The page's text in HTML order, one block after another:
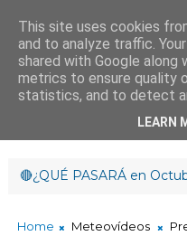
PASARÁ en Octubre?
Home Meteovídeos
This site uses cookies
and to analyze traffic.
shared with Google
metrics to ensure quality
statistics, and to detect
LEARN